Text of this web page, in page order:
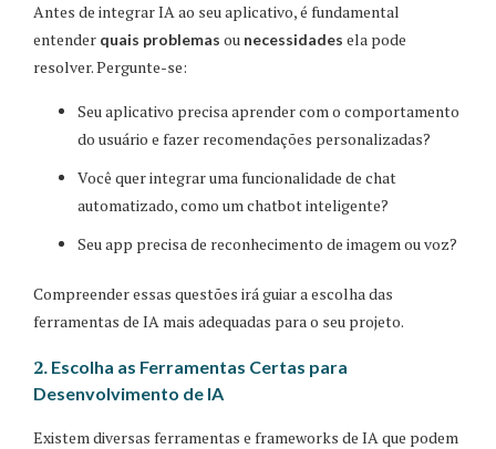
Antes de integrar IA ao seu aplicativo, é fundamental
entender quais problemas ou necessidades ela pode
resolver. Pergunte-se:
Seu aplicativo precisa aprender com o comportamento
do usuário e fazer recomendações personalizadas?
Você quer integrar uma funcionalidade de chat
automatizado, como um chatbot inteligente?
Seu app precisa de reconhecimento de imagem ou voz?
Compreender essas questões irá guiar a escolha das
ferramentas de IA mais adequadas para o seu projeto.
2. Escolha as Ferramentas Certas para
Desenvolvimento de IA
Existem diversas ferramentas e frameworks de IA que podem